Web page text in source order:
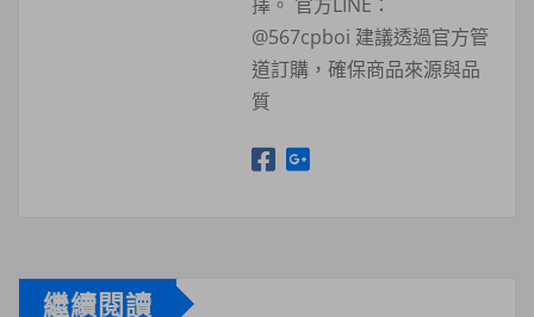
@567cpboi 建議透過官方管
道訂購，確保商品來源與品
質
繼續閱讀